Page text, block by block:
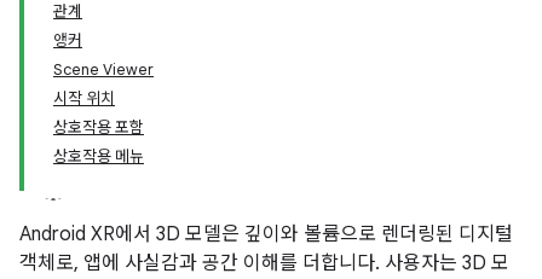
관계
앵커
Scene Viewer
시작 위치
상호작용 포함
상호작용 메뉴
Android XR에서 3D 모델은 깊이와 볼륨으로 렌더링된 디지털
객체로, 앱에 사실감과 공간 이해를 더합니다. 사용자는 3D 모